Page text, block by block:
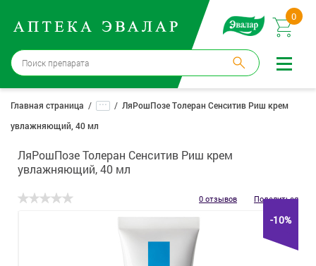
0
Москва→
12 аптек
Войти |
Регистрация
Доставка и оплата
Способ получения:
не выбран,изменить
Главная страница ...
ЛяРошПозе Толеран Сенситив Риш крем
увлажняющий, 40 мл
ЛяРошПозе Толеран Сенситив Риш крем
увлажняющий, 40 мл
0 отзывов Поделиться
-10%